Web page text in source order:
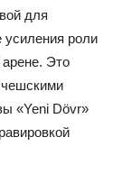
для
усиления роли
Это
чешскими
«Yeni Dövr»